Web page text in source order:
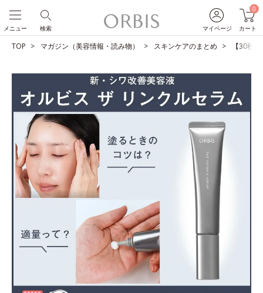
マイページ
0
カート
検索
メニュー
TOP マガジン（美容情報・読み物） スキンケアのまとめ 【30秒